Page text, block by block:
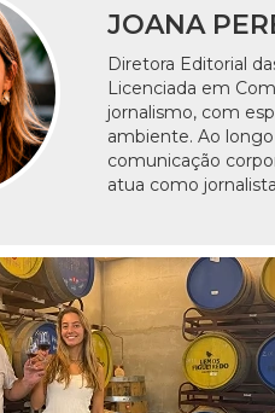
JOANA
Diretora Editorial
Licenciada em
jornalismo, com
ambiente. Ao
comunicação
atua como